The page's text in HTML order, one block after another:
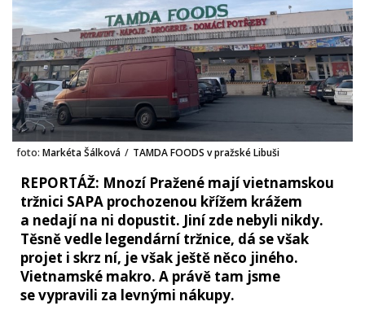
foto: Markéta Šálková / TAMDA FOODS v pražské Libuši
REPORTÁŽ: Mnozí Pražené mají vietnamskou
tržnici SAPA prochozenou křížem krážem
a nedají na ni dopustit. Jiní zde nebyli nikdy.
Těsně vedle legendární tržnice, dá se však
projet i skrz ní, je však ještě něco jiného.
Vietnamské makro. A právě tam jsme
se vypravili za levnými nákupy.